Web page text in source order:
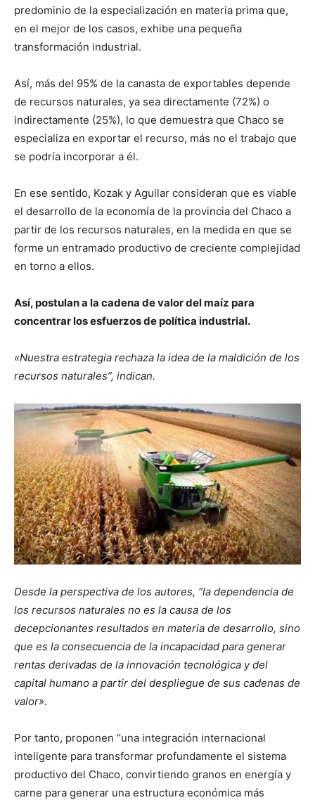
predominio de la especialización en materia prima que,
en el mejor de los casos, exhibe una pequeña
transformación industrial.
Así, más del 95% de la canasta de exportables depende
de recursos naturales, ya sea directamente (72%) o
indirectamente (25%), lo que demuestra que Chaco se
especializa en exportar el recurso, más no el trabajo que
se podría incorporar a él.
En ese sentido, Kozak y Aguilar consideran que es viable
el desarrollo de la economía de la provincia del Chaco a
partir de los recursos naturales, en la medida en que se
forme un entramado productivo de creciente complejidad
en torno a ellos.
Así, postulan a la cadena de valor del maíz para
concentrar los esfuerzos de política industrial.
«Nuestra estrategia rechaza la idea de la maldición de los
recursos naturales”, indican.
Desde la perspectiva de los autores, “la dependencia de
los recursos naturales no es la causa de los
decepcionantes resultados en materia de desarrollo, sino
que es la consecuencia de la incapacidad para generar
rentas derivadas de la innovación tecnológica y del
capital humano a partir del despliegue de sus cadenas de
valor».
Por tanto, proponen “una integración internacional
inteligente para transformar profundamente el sistema
productivo del Chaco, convirtiendo granos en energía y
carne para generar una estructura económica más